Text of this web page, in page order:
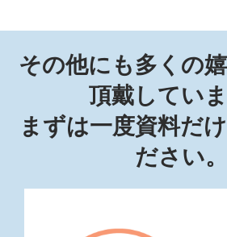
その他にも多くの
頂戴していま
まずは一度資料だ
ださい。